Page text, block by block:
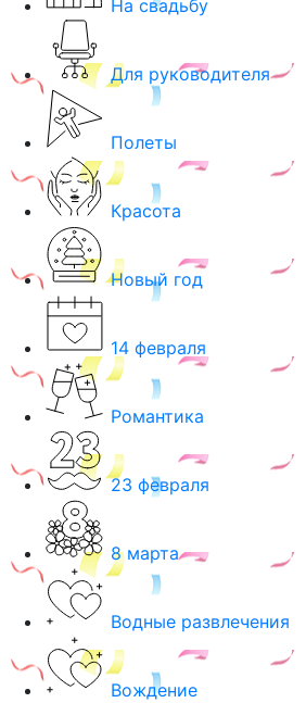
На свадьбу
Для руководителя
Полеты
Красота
Новый год
14 февраля
Романтика
23 февраля
8 марта
Водные развлечения
Вождение